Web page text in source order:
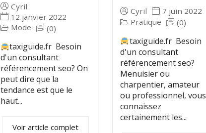
Cyril
12 janvier 2022
Mode
(0)
taxiguide.fr Besoin
d'un consultant
référencement seo? On
peut dire que la
tendance est que le
haut...
Voir article complet
Cyril
7 juin 2022
Pratique
(0)
taxiguide.fr Besoin
d'un consultant
référencement seo?
Menuisier ou
charpentier, amateur
ou professionnel, vous
connaissez
certainement les...